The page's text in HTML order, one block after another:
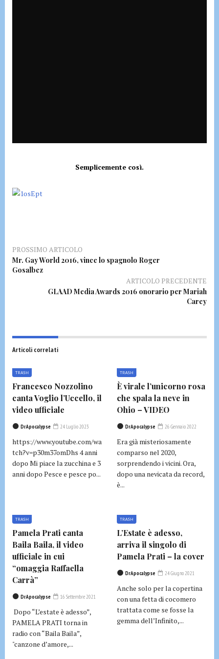
Semplicemente così.
PROSSIMO ARTICOLO
Mr. Gay World 2016, vince lo spagnolo Roger
Gosalbez
ARTICOLO PRECEDENTE
GLAAD Media Awards 2016 onorario per Mariah
Carey
Articoli correlati
TRASH
Francesco Nozzolino
canta Voglio l’Uccello, il
video ufficiale
DrApocalypse 24 Luglio 2023
https://www.youtube.com/wa
tch?v=p30m37omDhs 4 anni
dopo Mi piace la zucchina e 3
anni dopo Pesce e pesce po...
TRASH
È virale l’unicorno rosa
che spala la neve in
Ohio – VIDEO
DrApocalypse 26 Gennaio 2022
Era già misteriosamente
comparso nel 2020,
sorprendendo i vicini. Ora,
dopo una nevicata da record,
è...
TRASH
Pamela Prati canta
Baila Baila, il video
ufficiale in cui
“omaggia Raffaella
Carrà”
DrApocalypse 16 Settembre 2021
Dopo “L’estate è adesso”,
PAMELA PRATI torna in
radio con “Baila Baila”,
"canzone d’amore,...
TRASH
L’Estate è adesso,
arriva il singolo di
Pamela Prati – la cover
DrApocalypse 24 Giugno 2021
Anche solo per la copertina
con una fetta di cocomero
trattata come se fosse la
gemma dell’Infinito,...